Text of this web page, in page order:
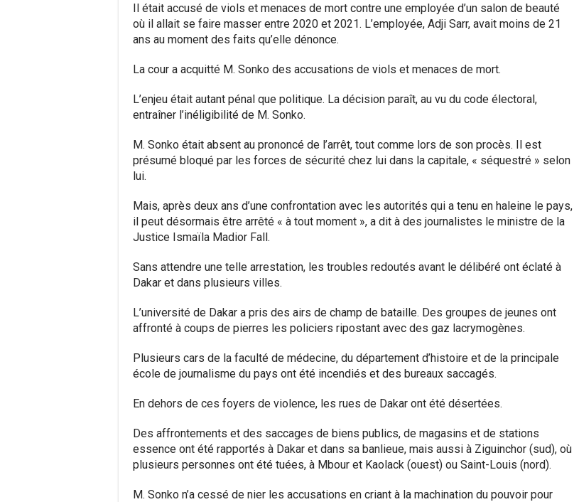
Il était accusé de viols et menaces de mort contre une employée d’un salon de beauté
où il allait se faire masser entre 2020 et 2021. L’employée, Adji Sarr, avait moins de 21
ans au moment des faits qu’elle dénonce.
La cour a acquitté M. Sonko des accusations de viols et menaces de mort.
L’enjeu était autant pénal que politique. La décision paraît, au vu du code électoral,
entraîner l’inéligibilité de M. Sonko.
M. Sonko était absent au prononcé de l’arrêt, tout comme lors de son procès. Il est
présumé bloqué par les forces de sécurité chez lui dans la capitale, « séquestré » selon
lui.
Mais, après deux ans d’une confrontation avec les autorités qui a tenu en haleine le pays,
il peut désormais être arrêté « à tout moment », a dit à des journalistes le ministre de la
Justice Ismaïla Madior Fall.
Sans attendre une telle arrestation, les troubles redoutés avant le délibéré ont éclaté à
Dakar et dans plusieurs villes.
L’université de Dakar a pris des airs de champ de bataille. Des groupes de jeunes ont
affronté à coups de pierres les policiers ripostant avec des gaz lacrymogènes.
Plusieurs cars de la faculté de médecine, du département d’histoire et de la principale
école de journalisme du pays ont été incendiés et des bureaux saccagés.
En dehors de ces foyers de violence, les rues de Dakar ont été désertées.
Des affrontements et des saccages de biens publics, de magasins et de stations
essence ont été rapportés à Dakar et dans sa banlieue, mais aussi à Ziguinchor (sud), où
plusieurs personnes ont été tuées, à Mbour et Kaolack (ouest) ou Saint-Louis (nord).
M. Sonko n’a cessé de nier les accusations en criant à la machination du pouvoir pour